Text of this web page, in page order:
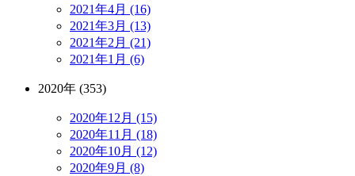
2021年4月 (16)
2021年3月 (13)
2021年2月 (21)
2021年1月 (6)
2020年 (353)
2020年12月 (15)
2020年11月 (18)
2020年10月 (12)
2020年9月 (8)